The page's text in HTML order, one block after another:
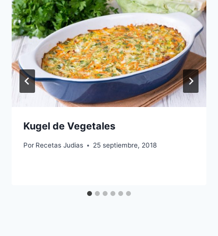
Kugel de Vegetales
Por Recetas Judias 25 septiembre, 2018